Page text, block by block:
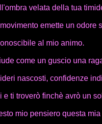
velata della tua
emette un odore
al mio animo.
come un guscio una
nascosti, confidenze
e ti troverò finchè avrò un
mio pensiero questa